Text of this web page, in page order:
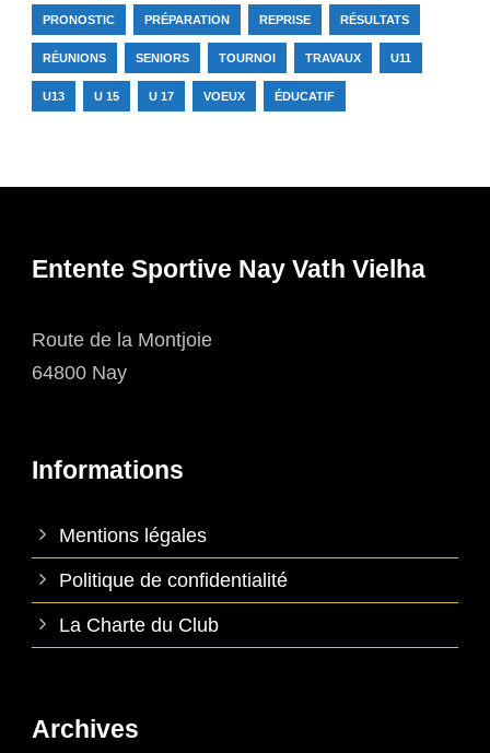
PRONOSTIC PRÉPARATION REPRISE RÉSULTATS
RÉUNIONS SENIORS TOURNOI TRAVAUX U11
U13 U 15 U 17 VOEUX ÉDUCATIF
Entente Sportive Nay Vath Vielha
Route de la Montjoie
64800 Nay
Informations
Mentions légales
Politique de confidentialité
La Charte du Club
Archives